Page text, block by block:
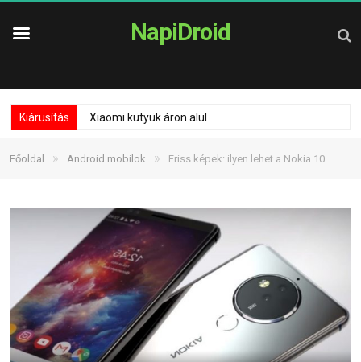
NapiDroid
Kiárusítás Xiaomi kütyük áron alul
Főoldal » Android mobilok » Friss képek: ilyen lehet a Nokia 10